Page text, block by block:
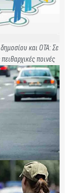
και ΟΤΑ: Σε
ποινές